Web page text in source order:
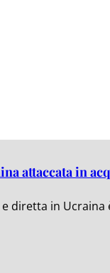
attaccata in
diretta in